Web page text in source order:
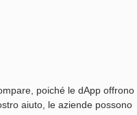
poiché le dApp offrono
aiuto, le aziende possono